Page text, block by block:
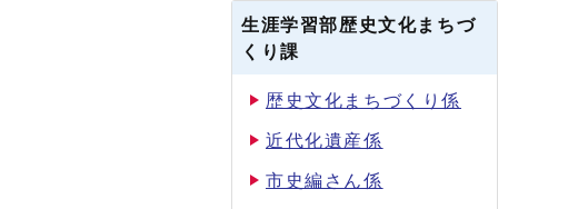
生涯学習部歴史文化まちづ
くり課
歴史文化まちづくり係
近代化遺産係
市史編さん係